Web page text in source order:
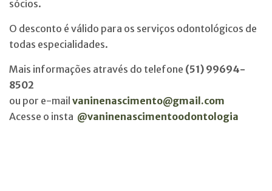
sócios.
O desconto é válido para os serviços odontológicos de
todas especialidades.
Mais informações através do telefone (51) 99694-
8502
ou por e-mail vaninenascimento@gmail.com
Acesse o insta @vaninenascimentoodontologia